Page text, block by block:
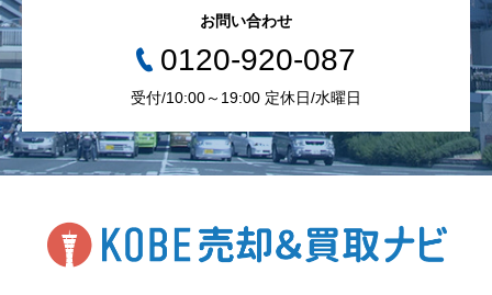
お問い合わせ
0120-920-087
受付/10:00～19:00 定休日/水曜日